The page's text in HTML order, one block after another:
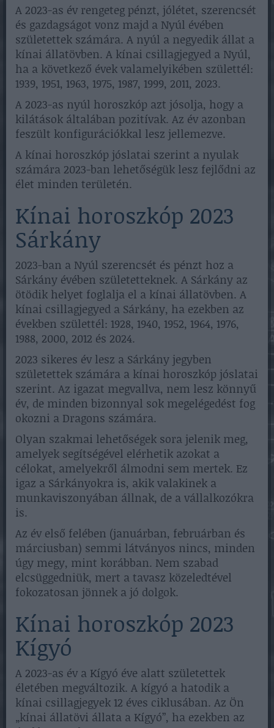
A 2023-as év rengeteg pénzt, jólétet, szerencsét
és gazdagságot vonz majd a Nyúl évében
születettek számára. A nyúl a negyedik állat a
kínai állatövben. A kínai csillagjegyed a Nyúl,
ha a következő évek valamelyikében születtél:
1939, 1951, 1963, 1975, 1987, 1999, 2011, 2023.
A 2023-as nyúl horoszkóp azt jósolja, hogy a
kilátások általában pozitívak. Az év azonban
feszült konfigurációkkal lesz jellemezve.
A kínai horoszkóp jóslatai szerint a nyulak
számára 2023-ban lehetőségük lesz fejlődni az
élet minden területén.
Kínai horoszkóp 2023
Sárkány
2023-ban a Nyúl szerencsét és pénzt hoz a
Sárkány évében születetteknek. A Sárkány az
ötödik helyet foglalja el a kínai állatövben. A
kínai csillagjegyed a Sárkány, ha ezekben az
években születtél: 1928, 1940, 1952, 1964, 1976,
1988, 2000, 2012 és 2024.
2023 sikeres év lesz a Sárkány jegyben
születettek számára a kínai horoszkóp jóslatai
szerint. Az igazat megvallva, nem lesz könnyű
év, de minden bizonnyal sok megelégedést fog
okozni a Dragons számára.
Olyan szakmai lehetőségek sora jelenik meg,
amelyek segítségével elérhetik azokat a
célokat, amelyekről álmodni sem mertek. Ez
igaz a Sárkányokra is, akik valakinek a
munkaviszonyában állnak, de a vállalkozókra
is.
Az év első felében (januárban, februárban és
márciusban) semmi látványos nincs, minden
úgy megy, mint korábban. Nem szabad
elcsüggedniük, mert a tavasz közeledtével
fokozatosan jönnek a jó dolgok.
Kínai horoszkóp 2023
Kígyó
A 2023-as év a Kígyó éve alatt születettek
életében megváltozik. A kígyó a hatodik a
kínai csillagjegyek 12 éves ciklusában. Az Ön
„kínai állatövi állata a Kígyó”, ha ezekben az